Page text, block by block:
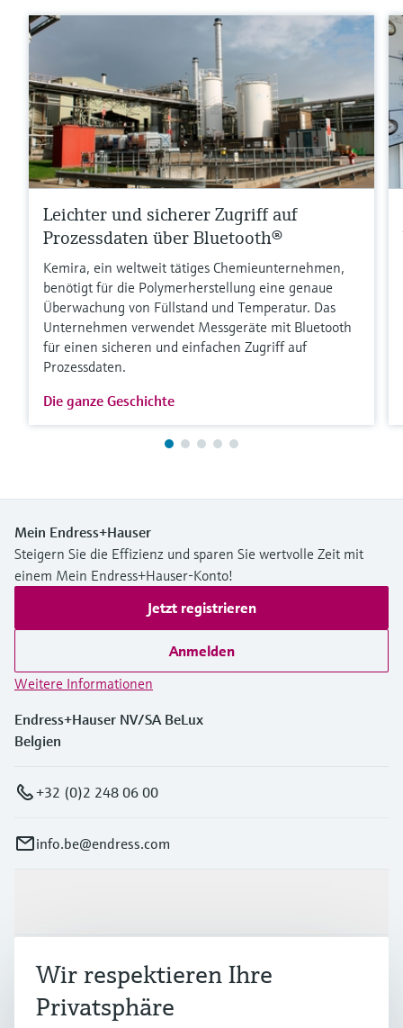
Leichter und sicherer Zugriff auf
Prozessdaten über Bluetooth®
Kemira, ein weltweit tätiges Chemieunternehmen,
benötigt für die Polymerherstellung eine genaue
Überwachung von Füllstand und Temperatur. Das
Unternehmen verwendet Messgeräte mit Bluetooth
für einen sicheren und einfachen Zugriff auf
Prozessdaten.
Die ganze Geschichte
Mein Endress+Hauser
Steigern Sie die Effizienz und sparen Sie wertvolle Zeit mit
einem Mein Endress+Hauser-Konto!
Jetzt registrieren
Anmelden
Weitere Informationen
Endress+Hauser NV/SA BeLux
Belgien
+32 (0)2 248 06 00
info.be@endress.com
Branchen
Wir respektieren Ihre
Privatsphäre